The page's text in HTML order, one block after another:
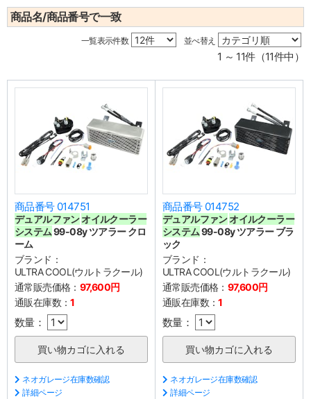
商品名/商品番号で一致
一覧表示件数 並べ替え
1 ～ 11件（11件中）
商品番号 014751
デュアルファンオイルクーラー
システム99-08y ツアラー クロ
ーム
ブランド：
ULTRA COOL(ウルトラクール)
通常販売価格： 97,600円
通販在庫数：1
数量：
ネオガレージ在庫数確認
詳細ページ
商品番号 014752
デュアルファンオイルクーラー
システム99-08y ツアラー ブラ
ック
ブランド：
ULTRA COOL(ウルトラクール)
通常販売価格： 97,600円
通販在庫数：1
数量：
ネオガレージ在庫数確認
詳細ページ